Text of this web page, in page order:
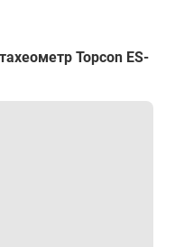
Topcon ES-